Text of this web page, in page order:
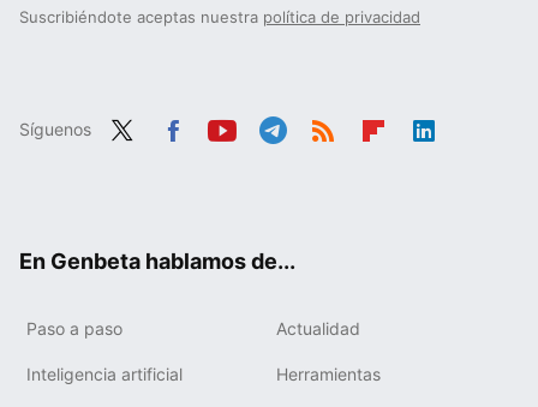
Suscribiéndote aceptas nuestra política de privacidad
Síguenos
En Genbeta hablamos de...
Paso a paso Actualidad
Inteligencia artificial Herramientas